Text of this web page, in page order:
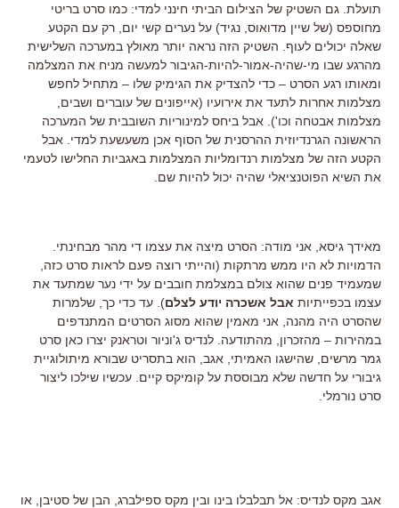
תועלת. גם השטיק של הצילום הביתי חינני למדי: כמו סרט בריטי
מחוספס (של שיין מדואוס, נגיד) על נערים קשי יום, רק עם הקטע
שאלה יכולים לעוף. השטיק הזה נראה יותר מאולץ במערכה השלישית
מהרגע שבו מי-שהיה-אמור-להיות-הגיבור למעשה מניח את המצלמה
ומאותו רגע הסרט – כדי להצדיק את הגימיק שלו – מתחיל לחפש
מצלמות אחרות לתעד את אירועיו (אייפונים של עוברים ושבים,
מצלמות אבטחה וכו'). אבל ביחס למינוריות השובבית של המערכה
הראשונה הגרנדיוזית ההרסנית של הסוף אכן משעשעת למדי. אבל
הקטע הזה של מצלמות רנדומליות המצלמות באגביות החלישו לטעמי
את השיא הפוטנציאלי שהיה יכול להיות שם.
מאידך גיסא, אני מודה: הסרט מיצה את עצמו די מהר מבחינתי.
הדמויות לא היו ממש מרתקות (והייתי רוצה פעם לראות סרט כזה,
שמעמיד פנים שהוא צולם במצלמת חובבים על ידי נער שמתעד את
עצמו בכפייתיות אבל אשכרה יודע לצלם). עד כדי כך, שלמרות
שהסרט היה מהנה, אני מאמין שהוא מסוג הסרטים המתנדפים
במהירות – מהזכרון, מהתודעה. לנדיס ג'וניור וטראנק יצרו כאן סרט
גמר מרשים, שהישגו האמיתי, אגב, הוא בתסריט שבורא מיתולוגיית
גיבורי על חדשה שלא מבוססת על קומיקס קיים. עכשיו שילכו ליצור
סרט נורמלי.
אגב מקס לנדיס: אל תבלבלו בינו ובין מקס ספילברג, הבן של סטיבן, או